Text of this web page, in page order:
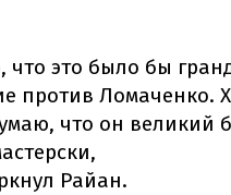
что это было бы
против Ломаченко.
что он великий
Райан.